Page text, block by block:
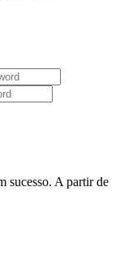
sucesso. A partir de